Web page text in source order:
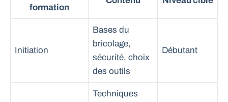
formation
Initiation
Bases du
bricolage,
sécurité, choix
des outils
Débutant
Techniques